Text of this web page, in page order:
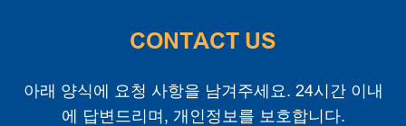
CONTACT US
아래 양식에 요청 사항을 남겨주세요. 24시간 이내
에 답변드리며, 개인정보를 보호합니다.